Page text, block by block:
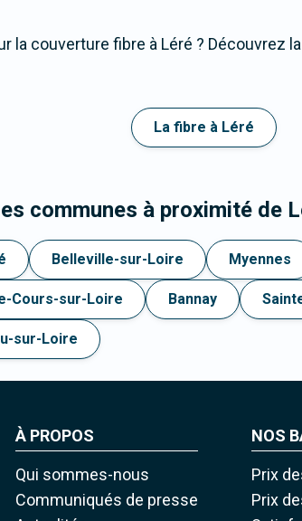
la couverture fibre à Léré ? Découvrez
La fibre à Léré
communes à proximité de
Belleville-sur-Loire Myennes
Cours-sur-Loire Bannay
sur-Loire
À PROPOS
Qui sommes-nous
Communiqués de presse
NOS
Prix
Prix